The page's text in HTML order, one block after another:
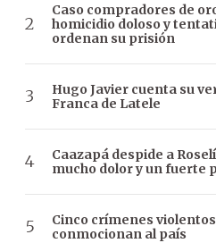
Caso compradores de
homicidio doloso y
ordenan su prisión
Hugo Javier cuenta su
Franca de Latele
Caazapá despide a
mucho dolor y un fuerte
Cinco crímenes
conmocionan al país